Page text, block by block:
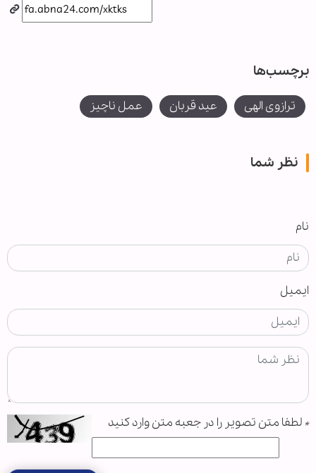
برچسب‌ها
ترازوی الهی عید قربان عمل ناچیز
نظر شما
نام
ایمیل
* لطفا متن تصویر را در جعبه متن وارد کنید